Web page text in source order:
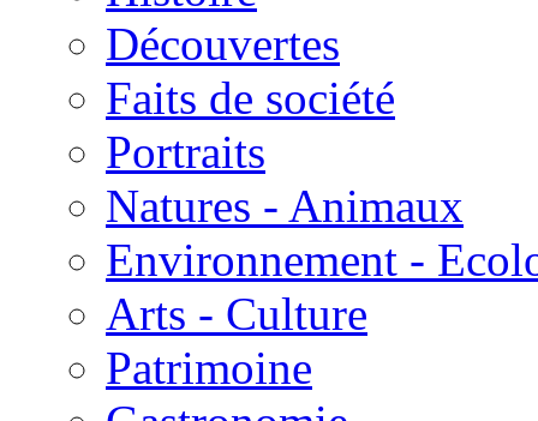
Découvertes
Faits de société
Portraits
Natures - Animaux
Environnement -
Arts - Culture
Patrimoine